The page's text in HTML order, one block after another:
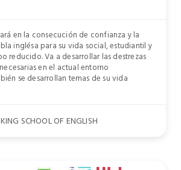
en la consecución de confianza y la
inglésa para su vida social, estudiantil y
reducido. Va a desarrollar las destrezas
en el actual entorno
se desarrollan temas de su vida
SCHOOL OF ENGLISH